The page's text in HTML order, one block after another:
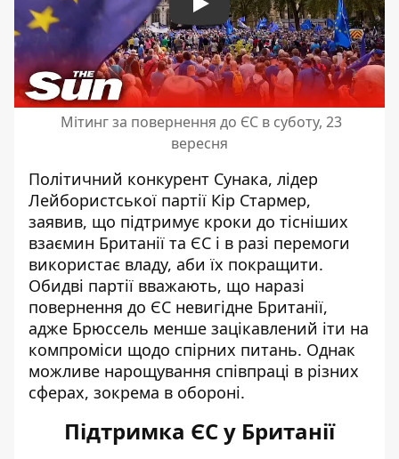
Play
Мітинг за повернення до ЄС в суботу, 23
вересня
Політичний конкурент Сунака, лідер
Лейбористської партії Кір Стармер,
заявив, що підтримує кроки до тісніших
взаємин Британії та ЄС і в разі перемоги
використає владу, аби їх покращити.
Обидві партії вважають, що наразі
повернення до ЄС невигідне Британії,
адже Брюссель менше зацікавлений іти на
компроміси щодо спірних питань. Однак
можливе нарощування співпраці в різних
сферах, зокрема в обороні.
Підтримка ЄС у Британії